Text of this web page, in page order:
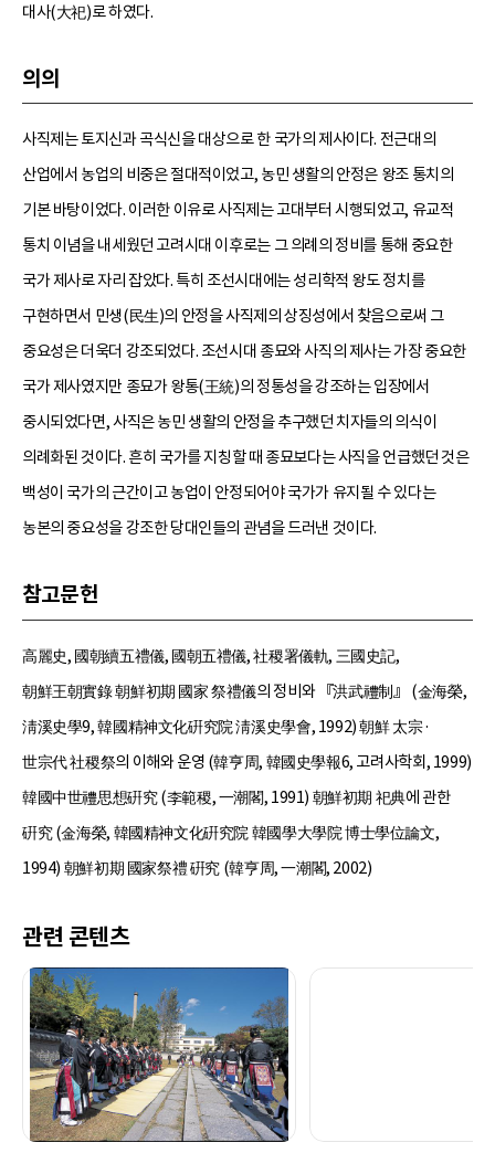
대사(大祀)로 하였다.
의의
사직제는 토지신과 곡식신을 대상으로 한 국가의 제사이다. 전근대의
산업에서 농업의 비중은 절대적이었고, 농민 생활의 안정은 왕조 통치의
기본 바탕이었다. 이러한 이유로 사직제는 고대부터 시행되었고, 유교적
통치 이념을 내세웠던 고려시대 이후로는 그 의례의 정비를 통해 중요한
국가 제사로 자리 잡았다. 특히 조선시대에는 성리학적 왕도 정치를
구현하면서 민생(民生)의 안정을 사직제의 상징성에서 찾음으로써 그
중요성은 더욱더 강조되었다. 조선시대 종묘와 사직의 제사는 가장 중요한
국가 제사였지만 종묘가 왕통(王統)의 정통성을 강조하는 입장에서
중시되었다면, 사직은 농민 생활의 안정을 추구했던 치자들의 의식이
의례화된 것이다. 흔히 국가를 지칭할 때 종묘보다는 사직을 언급했던 것은
백성이 국가의 근간이고 농업이 안정되어야 국가가 유지될 수 있다는
농본의 중요성을 강조한 당대인들의 관념을 드러낸 것이다.
참고문헌
高麗史, 國朝續五禮儀, 國朝五禮儀, 社稷署儀軌, 三國史記,
朝鮮王朝實錄 朝鮮初期 國家 祭禮儀의 정비와 『洪武禮制』 (金海榮,
淸溪史學9, 韓國精神文化硏究院 淸溪史學會, 1992) 朝鮮 太宗·
世宗代 社稷祭의 이해와 운영 (韓亨周, 韓國史學報6, 고려사학회, 1999)
韓國中世禮思想硏究 (李範稷, 一潮閣, 1991) 朝鮮初期 祀典에 관한
硏究 (金海榮, 韓國精神文化硏究院 韓國學大學院 博士學位論文,
1994) 朝鮮初期 國家祭禮 硏究 (韓亨周, 一潮閣, 2002)
관련 콘텐츠